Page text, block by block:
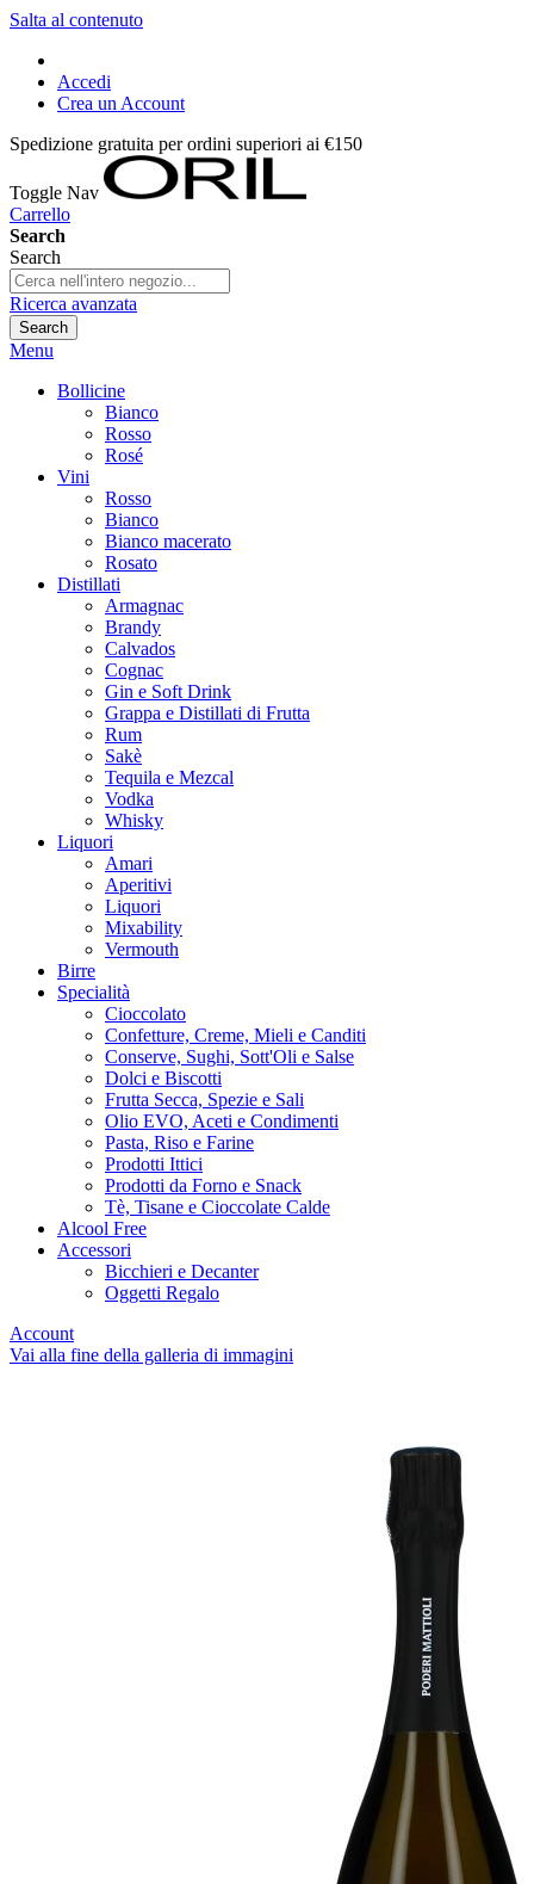
Salta al contenuto
Accedi
Crea un Account
Spedizione gratuita per ordini superiori ai €150
Toggle Nav
Carrello
Search
Search
Ricerca avanzata
Search
Menu
Bollicine
Bianco
Rosso
Rosé
Vini
Rosso
Bianco
Bianco macerato
Rosato
Distillati
Armagnac
Brandy
Calvados
Cognac
Gin e Soft Drink
Grappa e Distillati di Frutta
Rum
Sakè
Tequila e Mezcal
Vodka
Whisky
Liquori
Amari
Aperitivi
Liquori
Mixability
Vermouth
Birre
Specialità
Cioccolato
Confetture, Creme, Mieli e Canditi
Conserve, Sughi, Sott'Oli e Salse
Dolci e Biscotti
Frutta Secca, Spezie e Sali
Olio EVO, Aceti e Condimenti
Pasta, Riso e Farine
Prodotti Ittici
Prodotti da Forno e Snack
Tè, Tisane e Cioccolate Calde
Alcool Free
Accessori
Bicchieri e Decanter
Oggetti Regalo
Account
Vai alla fine della galleria di immagini